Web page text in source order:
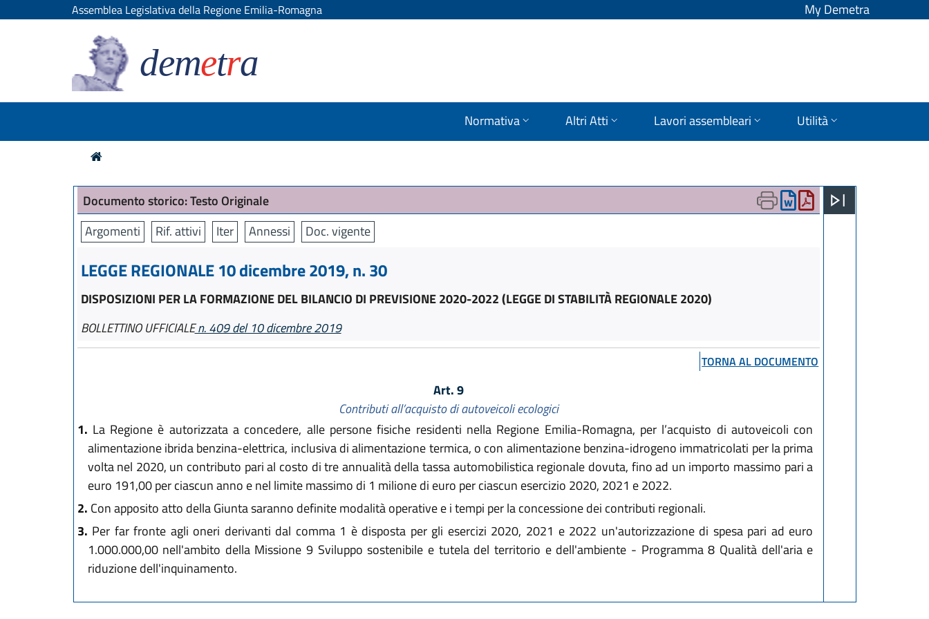
Assemblea Legislativa della Regione Emilia-Romagna My Demetra
demetra
Normativa Altri Atti Lavori assembleari Utilità
Documento storico: Testo Originale
Argomenti
Rif. attivi Iter Annessi Doc. vigente
LEGGE REGIONALE 10 dicembre 2019, n. 30
DISPOSIZIONI PER LA FORMAZIONE DEL BILANCIO DI PREVISIONE 2020-2022 (LEGGE DI STABILITÀ REGIONALE 2020)
BOLLETTINO UFFICIALEn. 409 del 10 dicembre 2019
TORNA AL DOCUMENTO
Art. 9
Contributi all’acquisto di autoveicoli ecologici
1. La Regione è autorizzata a concedere, alle persone fisiche residenti nella Regione Emilia-Romagna, per l’acquisto di autoveicoli con
alimentazione ibrida benzina-elettrica, inclusiva di alimentazione termica, o con alimentazione benzina-idrogeno immatricolati per la prima
volta nel 2020, un contributo pari al costo di tre annualità della tassa automobilistica regionale dovuta, fino ad un importo massimo pari a
euro 191,00 per ciascun anno e nel limite massimo di 1 milione di euro per ciascun esercizio 2020, 2021 e 2022.
2. Con apposito atto della Giunta saranno definite modalità operative e i tempi per la concessione dei contributi regionali.
3. Per far fronte agli oneri derivanti dal comma 1 è disposta per gli esercizi 2020, 2021 e 2022 un'autorizzazione di spesa pari ad euro
1.000.000,00 nell'ambito della Missione 9 Sviluppo sostenibile e tutela del territorio e dell'ambiente - Programma 8 Qualità dell'aria e
riduzione dell'inquinamento.